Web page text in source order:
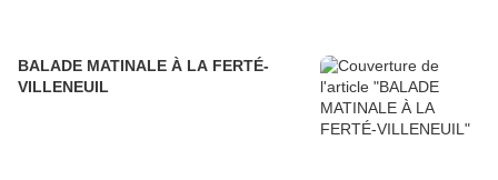
BALADE MATINALE À LA FERTÉ-
VILLENEUIL